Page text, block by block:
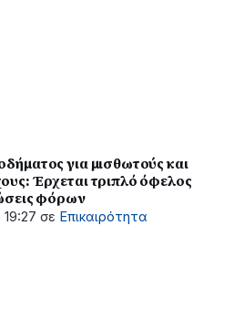
για μισθωτούς και
Έρχεται τριπλό όφελος
φόρων
σε Επικαιρότητα